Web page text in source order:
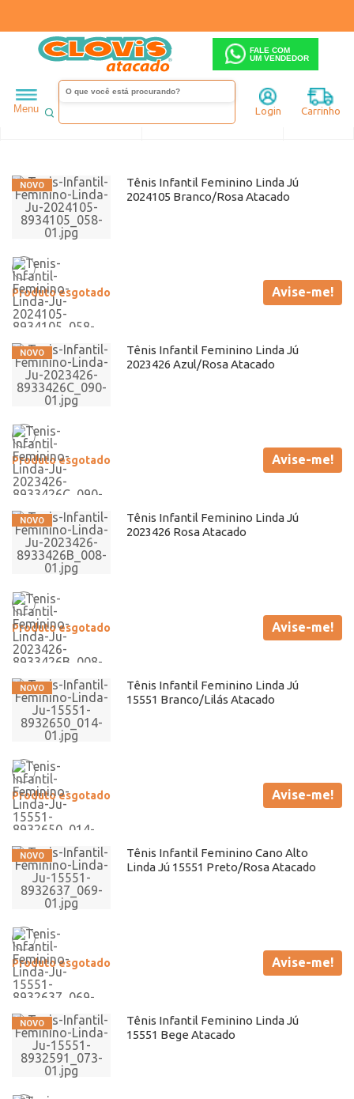
FALE COM
UM VENDEDOR
Menu Login Carrinho
Infantil Linda ju
Ordenar Filtrar
Tênis Infantil Feminino Linda Jú
2024105 Branco/Rosa Atacado
Produto esgotado Avise-me!
Tênis Infantil Feminino Linda Jú
2023426 Azul/Rosa Atacado
Produto esgotado Avise-me!
Tênis Infantil Feminino Linda Jú
2023426 Rosa Atacado
Produto esgotado Avise-me!
Tênis Infantil Feminino Linda Jú
15551 Branco/Lilás Atacado
Produto esgotado Avise-me!
Tênis Infantil Feminino Cano Alto
Linda Jú 15551 Preto/Rosa Atacado
Produto esgotado Avise-me!
Tênis Infantil Feminino Linda Jú
15551 Bege Atacado